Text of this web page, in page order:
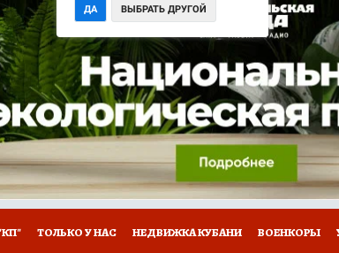
ПРОМОКОДЫ СЕРИАЛЫ
КОЛЛЕКЦИИ КОНКУРСЫ
НА САЙТЕ
ДА ВЫБРАТЬ ДРУГОЙ
ТОЛЬКО У НАС НЕДВИЖКА КУБАНИ ВОЕНКОРЫ